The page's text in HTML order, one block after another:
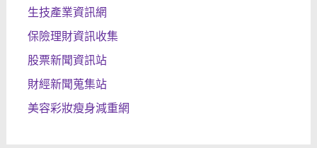
生技產業資訊網
保險理財資訊收集
股票新聞資訊站
財經新聞蒐集站
美容彩妝瘦身減重網